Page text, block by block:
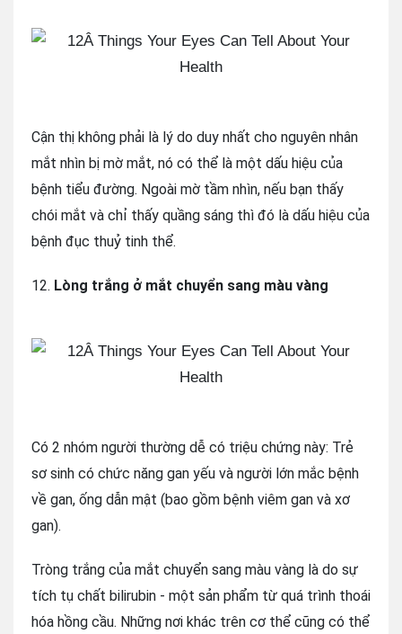
Cận thị không phải là lý do duy nhất cho nguyên nhân
mắt nhìn bị mờ mắt, nó có thể là một dấu hiệu của
bệnh tiểu đường. Ngoài mờ tầm nhìn, nếu bạn thấy
chói mắt và chỉ thấy quầng sáng thì đó là dấu hiệu của
bệnh đục thuỷ tinh thể.
12. Lòng trắng ở mắt chuyển sang màu vàng
Có 2 nhóm người thường dễ có triệu chứng này: Trẻ
sơ sinh có chức năng gan yếu và người lớn mắc bệnh
về gan, ống dẫn mật (bao gồm bệnh viêm gan và xơ
gan).
Tròng trắng của mắt chuyển sang màu vàng là do sự
tích tụ chất bilirubin - một sản phẩm từ quá trình thoái
hóa hồng cầu. Những nơi khác trên cơ thể cũng có thể